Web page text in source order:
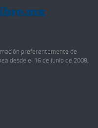
preferentemente de
desde el 16 de junio de 2008,